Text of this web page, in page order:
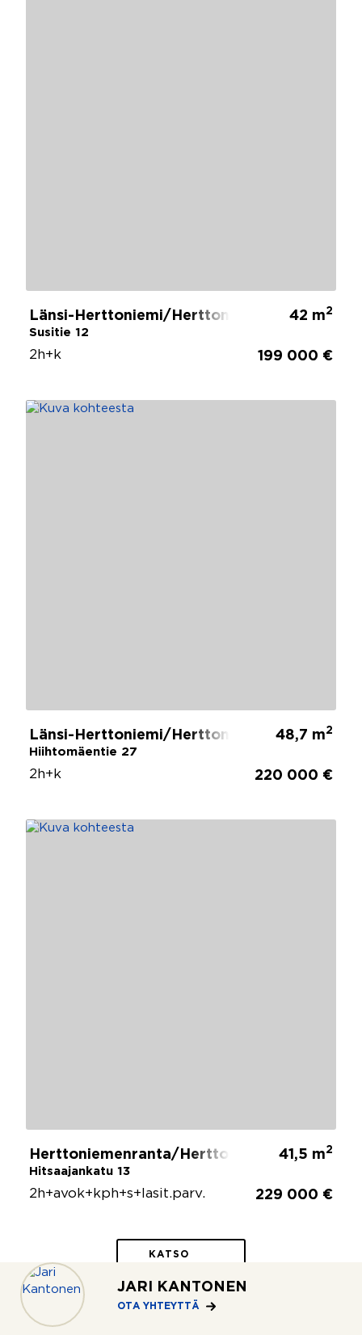
JARI KANTONEN
OTA YHTEYTTÄ
Länsi-Herttoniemi/Herttoniemi, Helsinki
Susitie 12
42 m2
2h+k 199 000 €
Länsi-Herttoniemi/Herttoniemi, Helsinki
Hiihtomäentie 27
48,7 m2
2h+k 220 000 €
Herttoniemenranta/Herttoniemi, Helsinki
Hitsaajankatu 13
41,5 m2
2h+avok+kph+s+lasit.parv. 229 000 €
KATSO
(538)